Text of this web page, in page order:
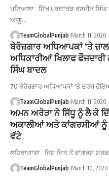
ਪਟਿਆਲਾ : ਸਿੱਖ ਪ੍ਰਚਾਰਕ ਰਣਜੀਤ
ਆਗੂ…
TeamGlobalPunjab March 11, 2020
ਬੇਰੋਜ਼ਗਾਰ ਅਧਿਆਪਕਾਂ ‘ਤੇ
ਅਧਿਕਾਰੀਆਂ ਖਿਲਾਫ
ਸਿੰਘ ਬਾਦਲ
70 ਬੇਰੋਜ਼ਗਾਰ ਅਧਿਆਪਕਾਂ 'ਤੇ ਦਰਜ
TeamGlobalPunjab March 11, 2020
ਅਮਨ ਅਰੋੜਾ ਨੇ ਸਿੱਧੂ ਨੂੰ ਲੈ ਕੇ
ਅਕਾਲੀਆਂ ਅਤੇ ਕਾਂਗਰਸੀਆਂ ਨੂੰ
ਵੱਟੇ
ਲਹਿਰਾਗਾਗਾ : ਜਿਸ ਦਿਨ ਤੋਂ ਕਾਂਗਰਸ
TeamGlobalPunjab March 10, 2020